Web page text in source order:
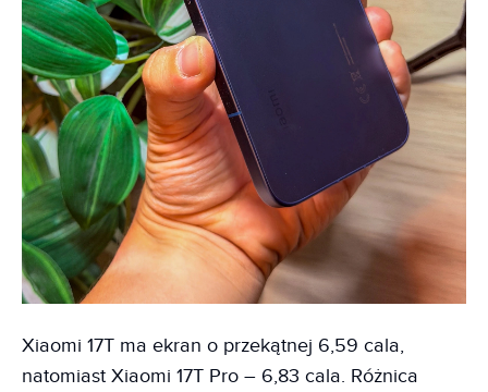
Xiaomi 17T ma ekran o przekątnej 6,59 cala,
natomiast Xiaomi 17T Pro – 6,83 cala. Różnica